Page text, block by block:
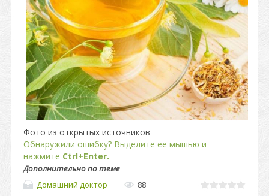
Фото из открытых источников
Обнаружили ошибку? Выделите ее мышью и
нажмите Ctrl+Enter.
Дополнительно по теме
Домашний доктор
88